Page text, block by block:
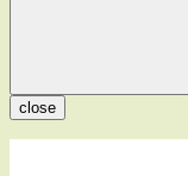
close